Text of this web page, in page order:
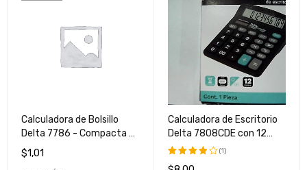
Calculadora de Bolsillo
Delta 7786 - Compacta y
Portátil para Uso Diario
$1,01
Calculadora de Escritorio
Delta 7808CDE con 12
Dígitos - Ideal para Oficina
(1)